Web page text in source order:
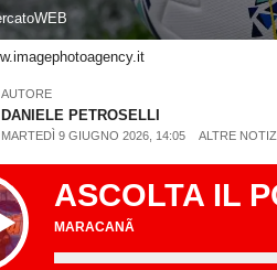
AUTORE
DANIELE PETROSELLI
MARTEDÌ 9 GIUGNO 2026, 14:05 ALTRE
ASCOLTA IL
MARACANÃ